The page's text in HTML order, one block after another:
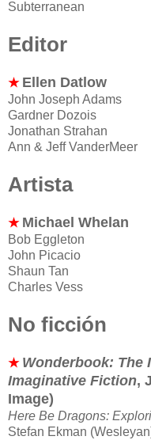
Subterranean
Editor
★ Ellen Datlow
John Joseph Adams
Gardner Dozois
Jonathan Strahan
Ann & Jeff VanderMeer
Artista
★ Michael Whelan
Bob Eggleton
John Picacio
Shaun Tan
Charles Vess
No ficción
★ Wonderbook: The
Imaginative Fiction,
Image)
Here Be Dragons:
Stefan Ekman